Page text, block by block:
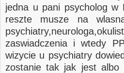
jedna u pani psycholog w
reszte musze na
zaswiadczenia i wtedy
wizycie u psychiatry
zostanie tak jak jest